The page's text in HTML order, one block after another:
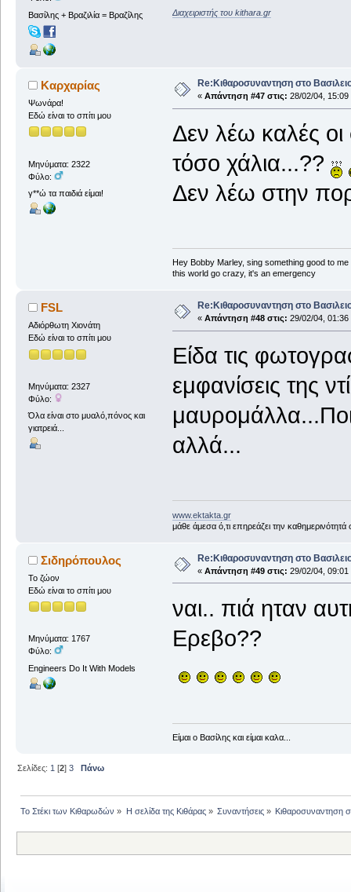
Βασίλης + Βραζιλία = Βραζίλης
Διαχειριστής του kithara.gr
Καρχαρίας
Ψωνάρα!
Εδώ είναι το σπίτι μου
Μηνύματα: 2322
Φύλο:
γ**ώ τα παιδιά είμαι!
Re:Κιθαροσυναντηση στο
« Απάντηση #47 στις: 28/02/04, 15:09
Δεν λέω καλές οι
τόσο χάλια...??
Δεν λέω στην
Hey Bobby Marley, sing something good to me
this world go crazy, it's an emergency
FSL
Αδιόρθωτη Xιονάτη
Εδώ είναι το σπίτι μου
Μηνύματα: 2327
Φύλο:
Όλα είναι στο μυαλό,πόνος και
γιατρειά...
Re:Κιθαροσυναντηση στο
« Απάντηση #48 στις: 29/02/04, 01:36
Είδα τις
εμφανίσεις της
αλλά...
www.ektakta.gr
μάθε άμεσα ό,τι επηρεάζει την
Σιδηρόπουλος
Το ζώον
Εδώ είναι το σπίτι μου
Μηνύματα: 1767
Φύλο:
Engineers Do It With Models
Re:Κιθαροσυναντηση στο
« Απάντηση #49 στις: 29/02/04, 09:01
ναι.. πιά ηταν
Ερεβο??
Είμαι ο Βασίλης και είμαι καλα...
Σελίδες: 1 [2]3 Πάνω
Το Στέκι των Κιθαρωδών » Η σελίδα της Κιθάρας» Συναντήσεις» Κιθαροσυναντηση